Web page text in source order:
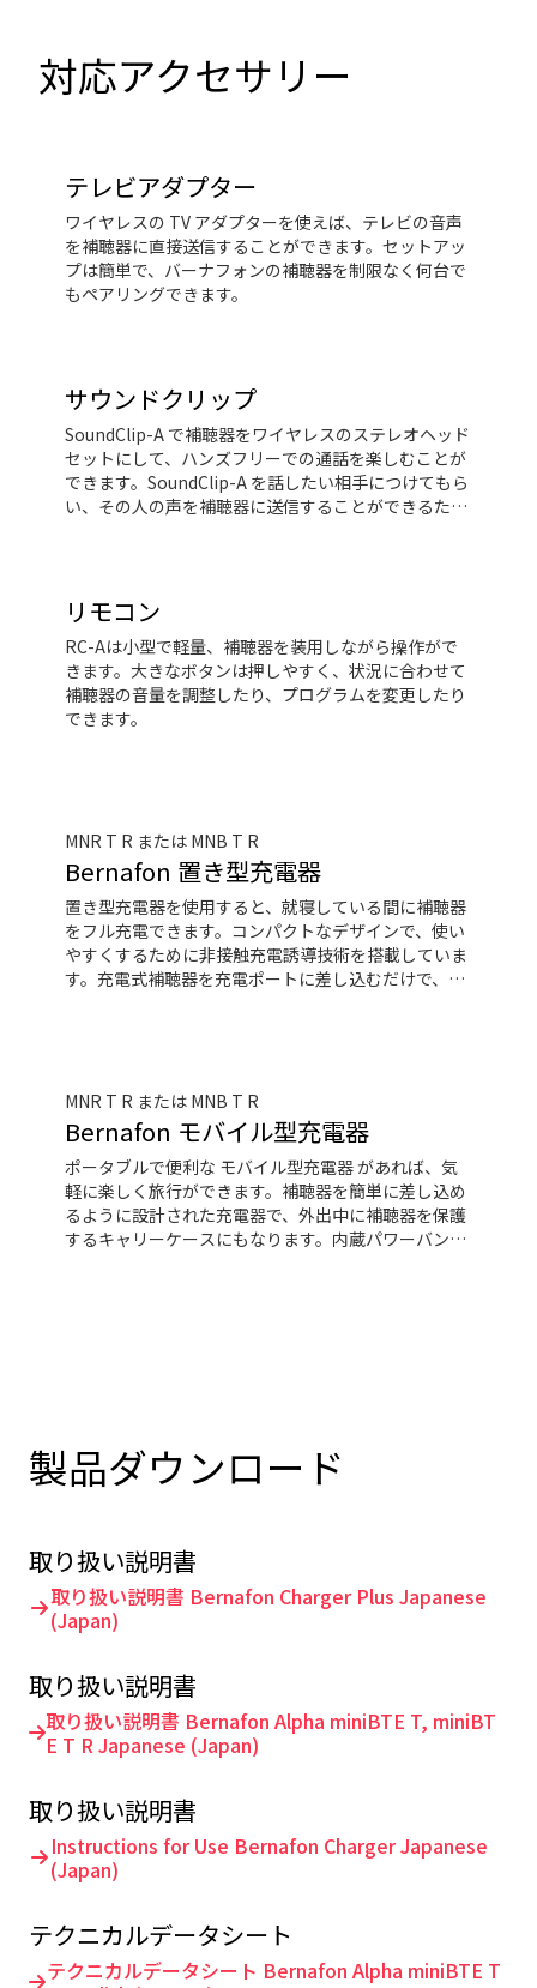
対応アクセサリー
テレビアダプター
ワイヤレスの TV アダプターを使えば、テレビの音声
を補聴器に直接送信することができます。セットアッ
プは簡単で、バーナフォンの補聴器を制限なく何台で
もペアリングできます。
サウンドクリップ
SoundClip-A で補聴器をワイヤレスのステレオヘッド
セットにして、ハンズフリーでの通話を楽しむことが
できます。SoundClip-A を話したい相手につけてもら
い、その人の声を補聴器に送信することができるた
やデバイスによっては、音楽や音声を補聴器にスト
リーミングするために、SoundClip-A が必要となりま
す。
リモコン
RC-Aは小型で軽量、補聴器を装用しながら操作がで
きます。大きなボタンは押しやすく、状況に合わせて
補聴器の音量を調整したり、プログラムを変更したり
できます。
MNR T R または MNB T R
Bernafon 置き型充電器
置き型充電器を使用すると、就寝している間に補聴器
をフル充電できます。コンパクトなデザインで、使い
やすくするために非接触充電誘導技術を搭載していま
す。充電式補聴器を充電ポートに差し込むだけで、最
MNR T R または MNB T R
Bernafon モバイル型充電器
ポータブルで便利な モバイル型充電器 があれば、気
軽に楽しく旅行ができます。補聴器を簡単に差し込め
るように設計された充電器で、外出中に補聴器を保護
するキャリーケースにもなります。内蔵パワーバンク
製品ダウンロード
取り扱い説明書
取り扱い説明書 Bernafon Charger Plus Japanese
(Japan)
取り扱い説明書
取り扱い説明書 Bernafon Alpha miniBTE T, miniBT
E T R Japanese (Japan)
取り扱い説明書
Instructions for Use Bernafon Charger Japanese
(Japan)
テクニカルデータシート
テクニカルデータシート Bernafon Alpha miniBTE T